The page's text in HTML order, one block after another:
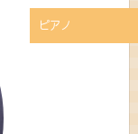
ピアノ